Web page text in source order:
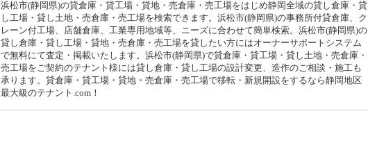
浜松市(静岡県)の貸倉庫・貸工場・貸地・売倉庫・売工場をはじめ静岡全域の貸し倉庫・貸
し工場・貸し土地・売倉庫・売工場を検索できます。浜松市(静岡県)の事務所付貸倉庫、ク
レーン付工場、店舗倉庫、工業専用地域等、ニーズに合わせて簡単検索。浜松市(静岡県)の
貸し倉庫・貸し工場・貸地・売倉庫・売工場を貸したい方にはオーナーサポートシステム
で無料にて査定・掲載いたします。浜松市(静岡県)で貸倉庫・貸工場・貸し土地・売倉庫・
売工場をご契約のテナント様には貸し倉庫・貸し工場の設計変更、造作のご相談・施工も
承ります。貸倉庫・貸工場・貸地・売倉庫・売工場で移転・新規開設をするなら静岡地区
最大級のテナント.com！